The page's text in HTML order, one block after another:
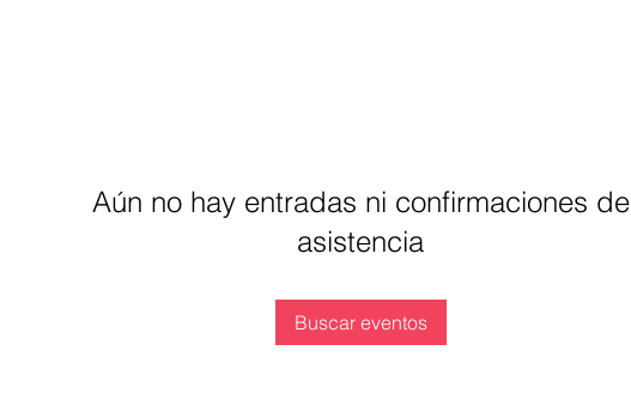
Aún no hay entradas ni confirmaciones de
asistencia
Buscar eventos